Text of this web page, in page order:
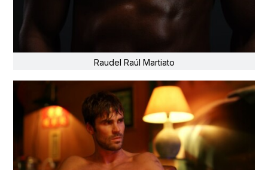
Raudel Raúl Martiato